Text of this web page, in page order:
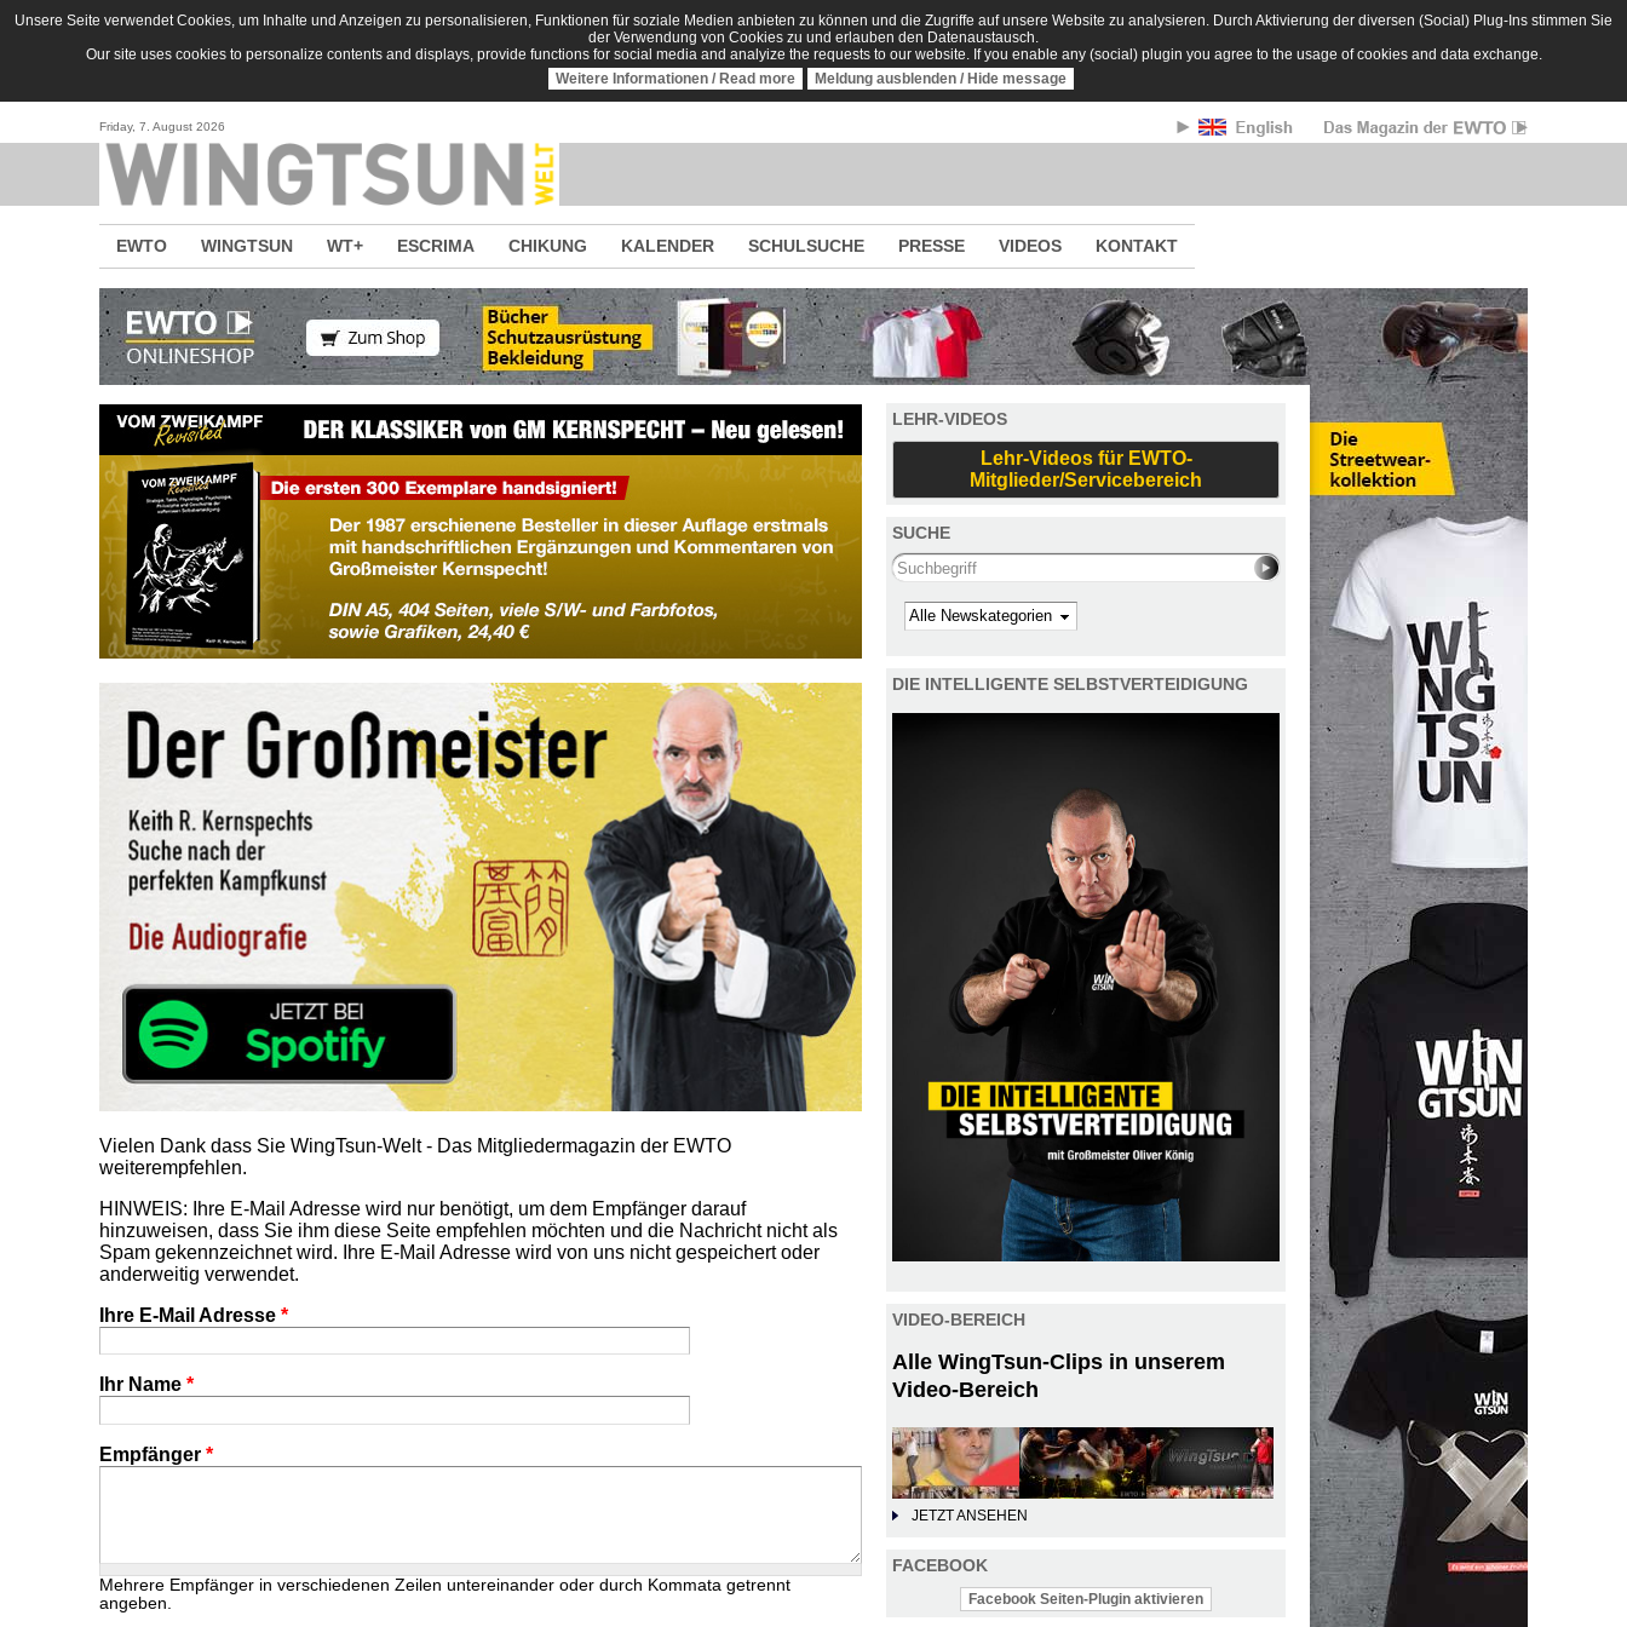
Direkt zum Inhalt
Unsere Seite verwendet Cookies, um Inhalte und Anzeigen zu personalisieren, Funktionen für soziale Medien anbieten zu können und die Zugriffe auf unsere Website zu analysieren. Durch Aktivierung der diversen (Social) Plug-Ins stimmen Sie
der Verwendung von Cookies zu und erlauben den Datenaustausch.
Our site uses cookies to personalize contents and displays, provide functions for social media and analyize the requests to our website. If you enable any (social) plugin you agree to the usage of cookies and data exchange.
Weitere Informationen / Read more
Meldung ausblenden / Hide message
Friday, 7. August 2026
EWTO WINGTSUN WT+ ESCRIMA CHIKUNG KALENDER SCHULSUCHE PRESSE VIDEOS KONTAKT
Vielen Dank dass Sie WingTsun-Welt - Das Mitgliedermagazin der EWTO
weiterempfehlen.
HINWEIS: Ihre E-Mail Adresse wird nur benötigt, um dem Empfänger darauf
hinzuweisen, dass Sie ihm diese Seite empfehlen möchten und die Nachricht nicht als
Spam gekennzeichnet wird. Ihre E-Mail Adresse wird von uns nicht gespeichert oder
anderweitig verwendet.
Ihre E-Mail Adresse *
Ihr Name *
Empfänger *
Mehrere Empfänger in verschiedenen Zeilen untereinander oder durch Kommata getrennt
angeben.
LEHR-VIDEOS
Lehr-Videos für EWTO-
Mitglieder/Servicebereich
SUCHE
Search this site
Kategorie
DIE INTELLIGENTE SELBSTVERTEIDIGUNG
VIDEO-BEREICH
Alle WingTsun-Clips in unserem
Video-Bereich
JETZT ANSEHEN
FACEBOOK
Facebook Seiten-Plugin aktivieren